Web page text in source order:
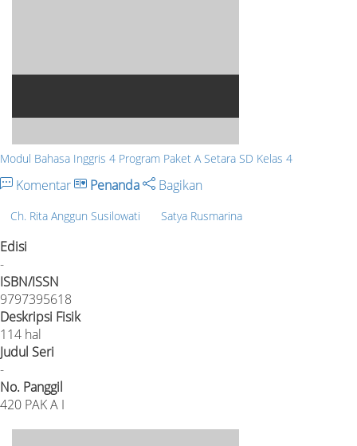
Modul Bahasa Inggris 4 Program Paket A Setara SD Kelas 4
Komentar Penanda Bagikan
Ch. Rita Anggun Susilowati Satya Rusmarina
Edisi
-
ISBN/ISSN
9797395618
Deskripsi Fisik
114 hal
Judul Seri
-
No. Panggil
420 PAK A I